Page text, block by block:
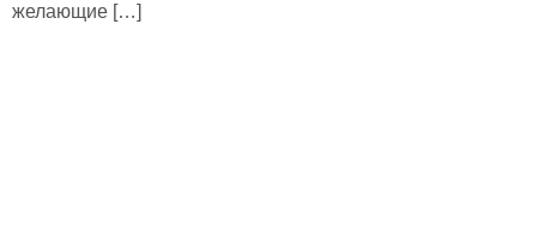
желающие […]